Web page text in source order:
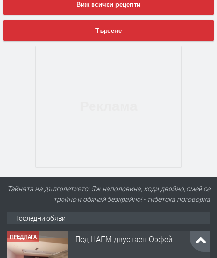
Виж всички рецепти
Търсене
Тайната на дълголетието: Яж наполовина, ходи двойно, смей се
тройно и обичай безкрайно! - тибетска поговорка
Последни обяви
ПРЕДЛАГА Под НАЕМ двустаен Орфей